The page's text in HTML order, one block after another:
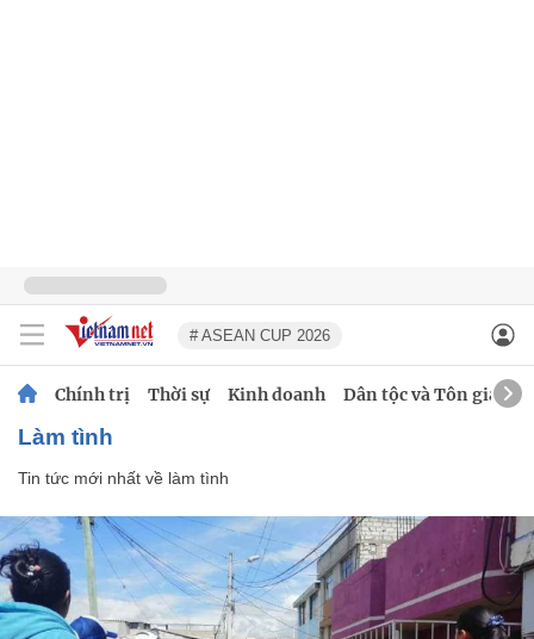
# ASEAN CUP 2026
Chính trị Thời sự Kinh doanh Dân tộc và Tôn giáo
làm tình
Tin tức mới nhất về làm tình